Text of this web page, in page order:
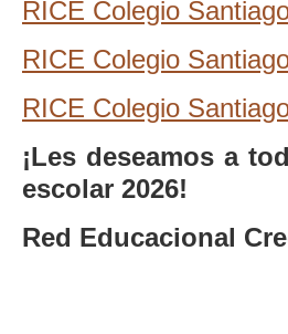
RICE Colegio
RICE Colegio
RICE Colegio
¡Les deseamos a
escolar 2026!
Red Educacional